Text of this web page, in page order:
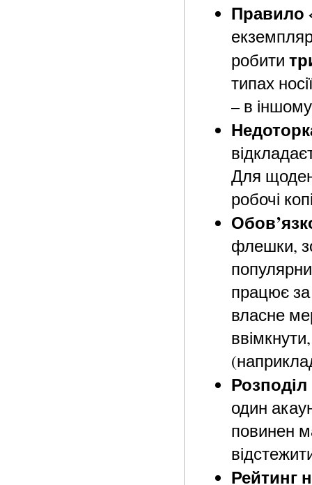
Правило
робити
типах
– в
Для
робочі
флешки,
працює
власне
один
повинен
Рейтинг